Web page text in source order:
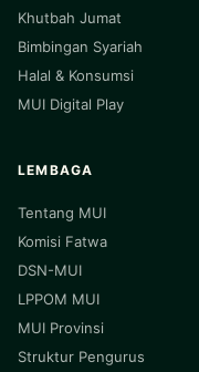
Khutbah Jumat
Bimbingan Syariah
Halal & Konsumsi
MUI Digital Play
LEMBAGA
Tentang MUI
Komisi Fatwa
DSN-MUI
LPPOM MUI
MUI Provinsi
Struktur Pengurus